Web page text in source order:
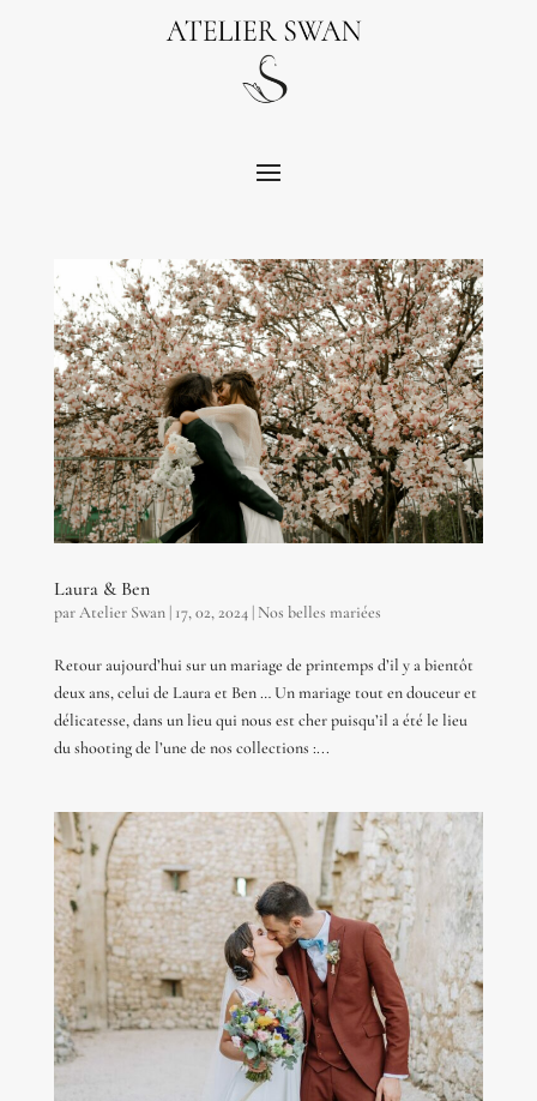
Laura & Ben
parAtelier Swan| 17, 02, 2024| Nos belles mariées
Retour aujourd’hui sur un mariage de printemps d’il y a bientôt
deux ans, celui de Laura et Ben … Un mariage tout en douceur et
délicatesse, dans un lieu qui nous est cher puisqu’il a été le lieu
du shooting de l’une de nos collections :...